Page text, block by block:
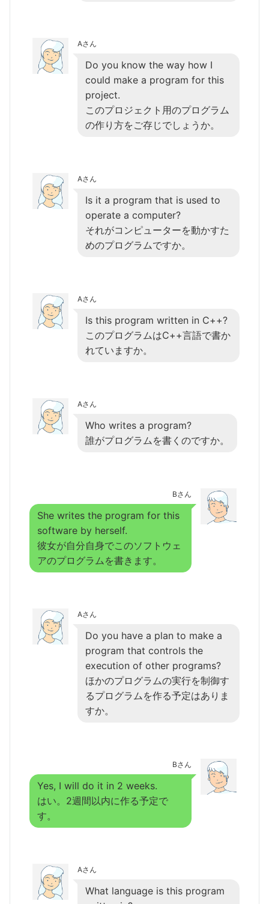
Aさん
Do you know the way how I
could make a program for this
project.
このプロジェクト用のプログラム
の作り方をご存じでしょうか。
Aさん
Is it a program that is used to
operate a computer?
それがコンピューターを動かすた
めのプログラムですか。
Aさん
Is this program written in C++?
このプログラムはC++言語で書か
れていますか。
Aさん
Who writes a program?
誰がプログラムを書くのですか。
Bさん
She writes the program for this
software by herself.
彼女が自分自身でこのソフトウェ
アのプログラムを書きます。
Aさん
Do you have a plan to make a
program that controls the
execution of other programs?
ほかのプログラムの実行を制御す
るプログラムを作る予定はありま
すか。
Bさん
Yes, I will do it in 2 weeks.
はい。2週間以内に作る予定で
す。
Aさん
What language is this program